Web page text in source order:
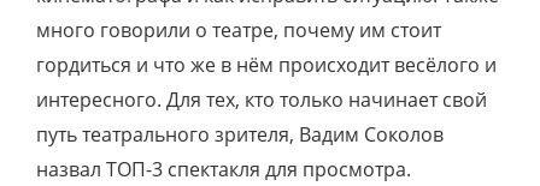
много говорили о театре, почему им стоит
гордиться и что же в нём происходит весёлого и
интересного. Для тех, кто только начинает свой
путь театрального зрителя, Вадим Соколов
назвал ТОП-3 спектакля для просмотра.